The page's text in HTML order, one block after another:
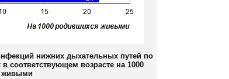
нижних дыхательных путей по
соответствующем возрасте на 1000
живыми